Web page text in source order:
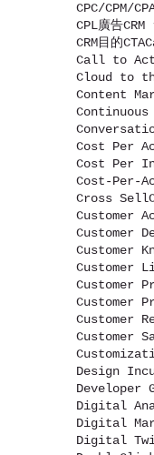
CPC/CPM/
CPL廣告
CRM目的CTA
Call to
Cloud to
Content
Cost Per
Cost Per
Cost-Per-
Cross Sell
Customer
Customer
Customer
Customer
Customer
Customer
Customer
Customer
Design
Developer
Digital
Digital
Digital